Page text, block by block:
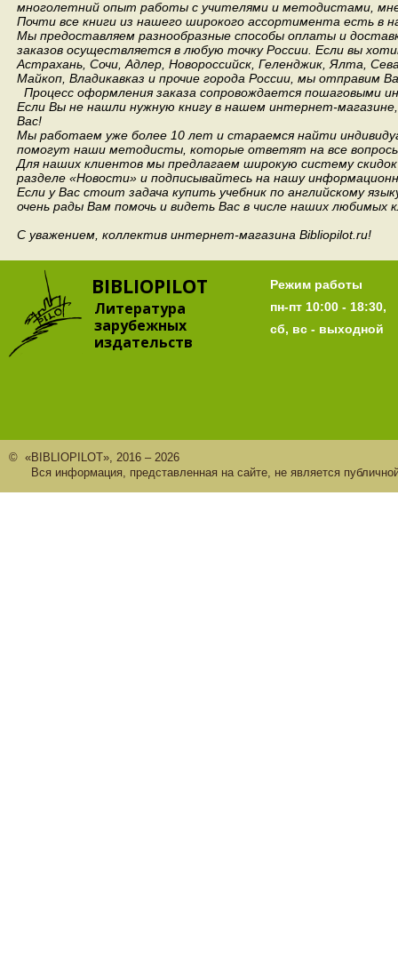
многолетний опыт работы с учителями и методистами,
Почти все книги из нашего широкого ассортимента есть в
Мы предоставляем разнообразные способы оплаты и
заказов осуществляется в любую точку России. Если вы
Астрахань, Сочи, Адлер, Новороссийск, Геленджик, Ялта,
Майкоп, Владикавказ и прочие города России, мы отправим
Процесс оформления заказа сопровождается пошаговыми
Если Вы не нашли нужную книгу в нашем интернет-
Вас!
Мы работаем уже более 10 лет и стараемся найти
помогут наши методисты, которые ответят на все
Для наших клиентов мы предлагаем широкую систему
разделе «Новости» и подписывайтесь на нашу
Если у Вас стоит задача купить учебник по английскому
очень рады Вам помочь и видеть Вас в числе наших любимых
С уважением, коллектив интернет-магазина Bibliopilot.ru!
BIBLIOPILOT
Литература
зарубежных
издательств
Режим работы
пн-пт 10:00 - 18:30,
сб, вс - выходной
© «BIBLIOPILOT», 2016 – 2026
Вся информация, представленная на сайте, не является